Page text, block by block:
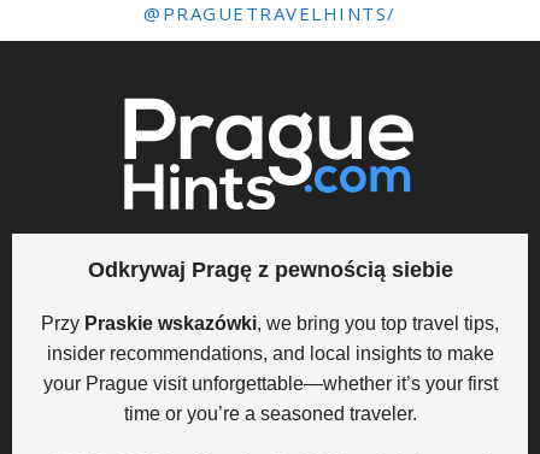
@PRAGUETRAVELHINTS/
Odkrywaj Pragę z pewnością siebie
Przy Praskie wskazówki, we bring you top travel tips,
insider recommendations, and local insights to make
your Prague visit unforgettable—whether it’s your first
time or you’re a seasoned traveler.